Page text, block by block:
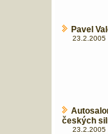
Pavel
23.2.2005
českých
23.2.2005